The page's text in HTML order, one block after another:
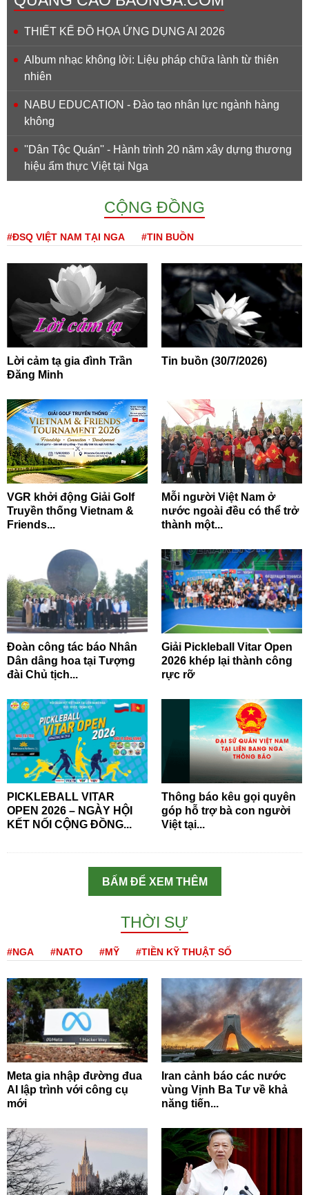
THIẾT KẾ ĐỒ HỌA ỨNG DỤNG AI 2026
Album nhạc không lời: Liệu pháp chữa lành từ thiên
nhiên
NABU EDUCATION - Đào tạo nhân lực ngành hàng
không
''Dân Tộc Quán'' - Hành trình 20 năm xây dựng thương
hiệu ẩm thực Việt tại Nga
CỘNG ĐỒNG
#ĐSQ VIỆT NAM TẠI NGA #TIN BUỒN
Lời cảm tạ gia đình Trần
Đăng Minh
Tin buồn (30/7/2026)
VGR khởi động Giải Golf
Truyền thống Vietnam &
Friends...
Mỗi người Việt Nam ở
nước ngoài đều có thể trở
thành một...
Đoàn công tác báo Nhân
Dân dâng hoa tại Tượng
đài Chủ tịch...
Giải Pickleball Vitar Open
2026 khép lại thành công
rực rỡ
PICKLEBALL VITAR
OPEN 2026 – NGÀY HỘI
KẾT NỐI CỘNG ĐỒNG...
Thông báo kêu gọi quyên
góp hỗ trợ bà con người
Việt tại...
BẤM ĐỂ XEM THÊM
THỜI SỰ
#NGA #NATO #MỸ #TIỀN KỸ THUẬT SỐ
Meta gia nhập đường đua
AI lập trình với công cụ
mới
Iran cảnh báo các nước
vùng Vịnh Ba Tư về khả
năng tiến...